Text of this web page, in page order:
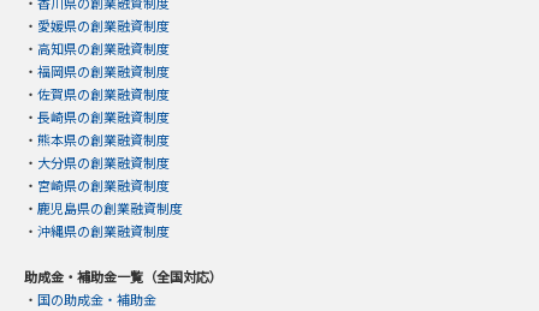
・ 愛媛県の創業融資制度
・ 高知県の創業融資制度
・ 福岡県の創業融資制度
・ 佐賀県の創業融資制度
・ 長崎県の創業融資制度
・ 熊本県の創業融資制度
・ 大分県の創業融資制度
・ 宮崎県の創業融資制度
・ 鹿児島県の創業融資制度
・ 沖縄県の創業融資制度
助成金・補助金一覧（全国対応）
・ 国の助成金・補助金